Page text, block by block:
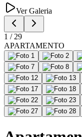
Ver Galeria
1 / 29
APARTAMENTO